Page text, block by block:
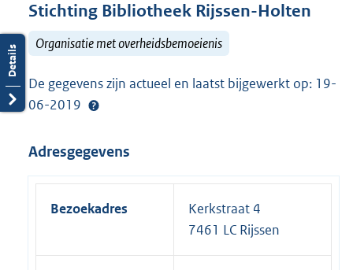
Stichting Bibliotheek Rijssen-Holten
Organisatie met overheidsbemoeienis
De gegevens zijn actueel en laatst bijgewerkt op: 19-
06-2019
Adresgegevens
Bezoekadres
Kerkstraat 4
7461 LC Rijssen